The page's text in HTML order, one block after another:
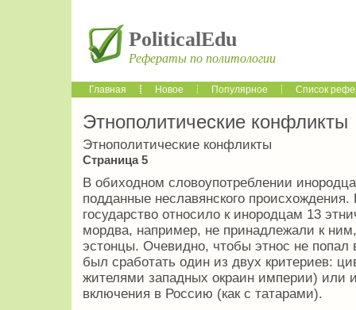
PoliticalEdu
Рефераты по политологии
Главная Новое Популярное Список
Этнополитические конфликты
Этнополитические конфликты
Страница 5
В обиходном словоупотреблении
подданные неславянского
государство относило к инородцам 13
мордва, например, не принадлежали к
эстонцы. Очевидно, чтобы этнос не попал
был сработать один из двух критериев:
жителями западных окраин империи) или
включения в Россию (как с татарами).